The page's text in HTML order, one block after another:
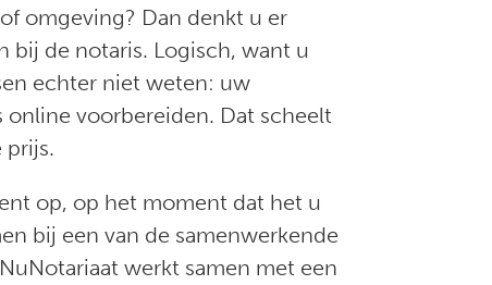
omgeving? Dan denkt u er
bij de notaris. Logisch, want u
echter niet weten: uw
voorbereiden. Dat scheelt
prijs.
op, op het moment dat het u
bij een van de samenwerkende
werkt samen met een